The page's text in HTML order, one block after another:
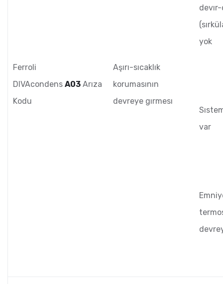
Ferroli
DIVAcondens A03 Arıza
Kodu
Aşırı-sıcaklık
korumasının
devreye gırmesı
devır-
yok
var